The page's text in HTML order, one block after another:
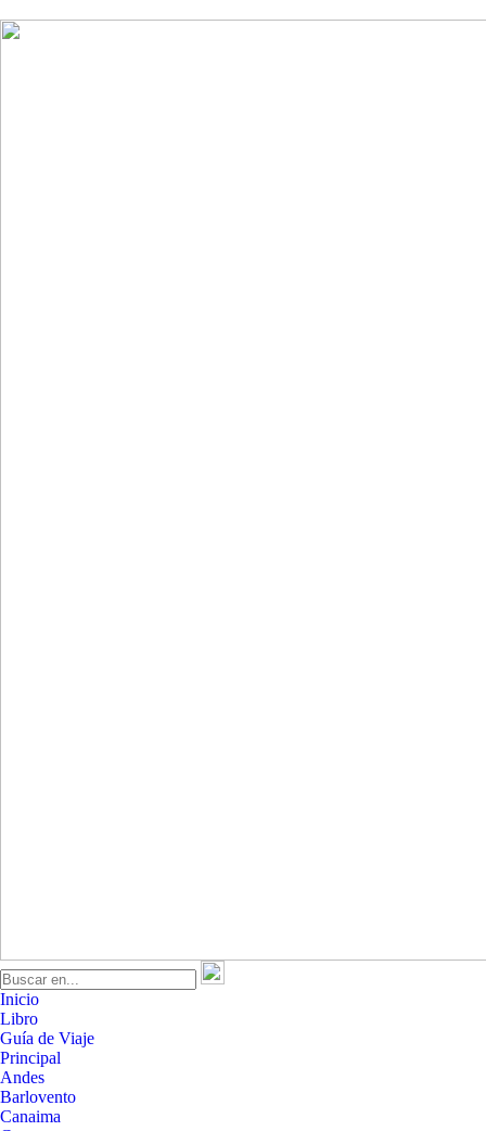
Inicio
Libro
Guía de Viaje
Principal
Andes
Barlovento
Canaima